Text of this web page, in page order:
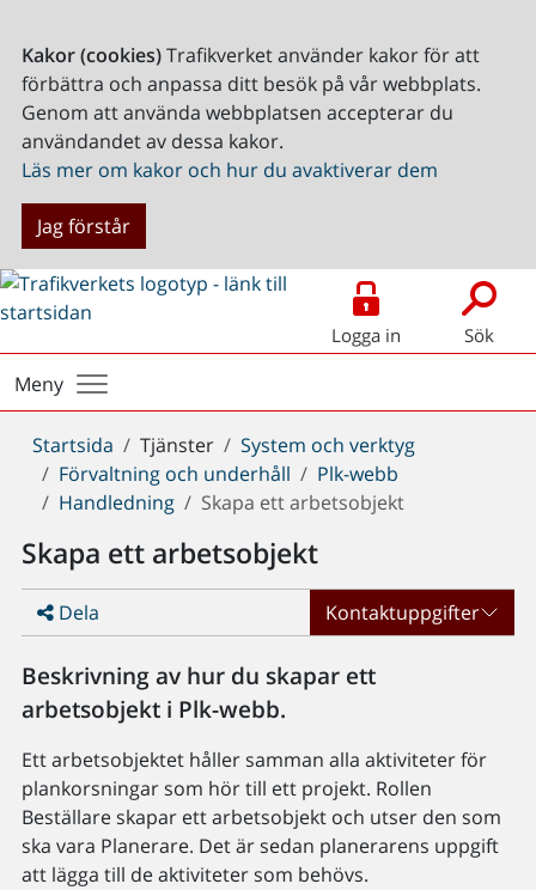
Kakor (cookies)Trafikverket använder kakor för att
förbättra och anpassa ditt besök på vår webbplats.
Genom att använda webbplatsen accepterar du
användandet av dessa kakor.
Läs mer om kakor och hur du avaktiverar dem
Jag förstår
Logga in Sök
Meny
Du
är
här:
Startsida Tjänster
System och verktyg
Förvaltning och underhåll
Plk-webb
Handledning
Skapa ett arbetsobjekt
Skapa ett arbetsobjekt
Dela Kontaktuppgifter
Beskrivning av hur du skapar ett
arbetsobjekt i Plk-webb.
Ett arbetsobjektet håller samman alla aktiviteter för
plankorsningar som hör till ett projekt. Rollen
Beställare skapar ett arbetsobjekt och utser den som
ska vara Planerare. Det är sedan planerarens uppgift
att lägga till de aktiviteter som behövs.